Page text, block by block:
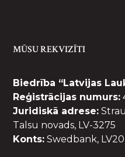
MŪSU REKVIZĪTI
Biedrība “Latvijas
Reģistrācijas numurs:
Juridiskā adrese:
Talsu novads, LV-3275
Konts: Swedbank,